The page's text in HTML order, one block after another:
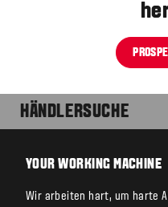
HÄNDLERSUCHE
YOUR WORKING MACHINE
Wir arbeiten hart, um harte